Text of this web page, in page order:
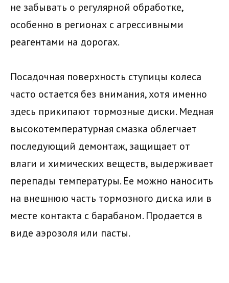
не забывать о регулярной обработке,
особенно в регионах с агрессивными
реагентами на дорогах.
Посадочная поверхность ступицы колеса
часто остается без внимания, хотя именно
здесь прикипают тормозные диски. Медная
высокотемпературная смазка облегчает
последующий демонтаж, защищает от
влаги и химических веществ, выдерживает
перепады температуры. Ее можно наносить
на внешнюю часть тормозного диска или в
месте контакта с барабаном. Продается в
виде аэрозоля или пасты.